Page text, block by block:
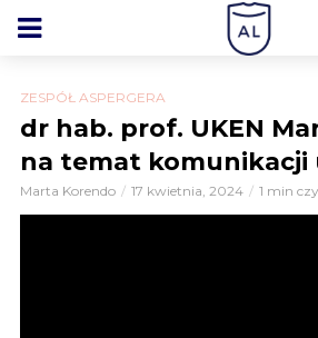
ZESPÓŁ ASPERGERA
dr hab. prof. UKEN
na temat komunikacji
Marta Korendo 17 kwietnia, 2024 1 min